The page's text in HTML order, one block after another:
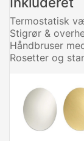
Termostatisk
Stigrør &
Håndbruser
Rosetter og